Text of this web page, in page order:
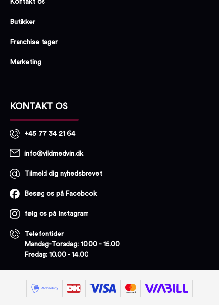
Kontakt os
Butikker
Franchise tager
Marketing
KONTAKT OS
+45 77 34 21 64
info@vildmedvin.dk
Tilmeld dig nyhedsbrevet
Besøg os på Facebook
følg os på Instagram
Telefontider
Mandag-Torsdag: 10.00 - 15.00
Fredag: 10.00 - 14.00